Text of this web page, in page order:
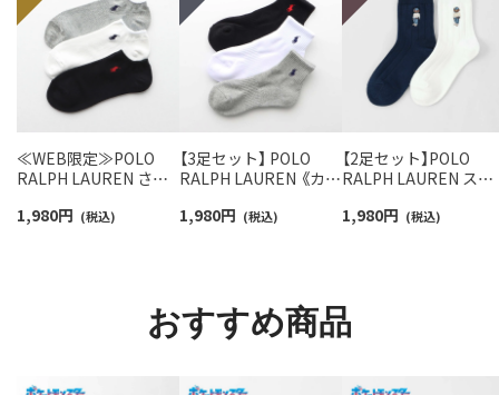
≪WEB限定≫POLO
RALPH LAUREN さら
スニーカー丈ソックス
1,980円 (税込)
【3足セット】 POLO
RALPH LAUREN 《カラ
ンポイントソックス シ
1,980円 (税込)
【2足セット】POLO
RALPH LAUREN スタ
ロベア オーガニック
1,980円 (税込)
おすすめ商品